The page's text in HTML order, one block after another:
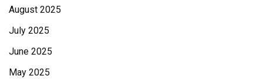
August 2025
July 2025
June 2025
May 2025